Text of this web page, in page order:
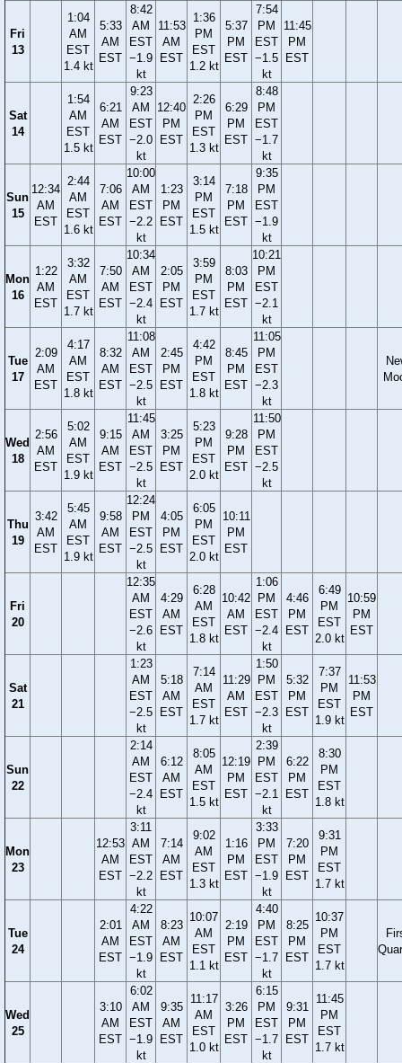
Fri
13
1:04
AM
EST
1.4 kt
5:33
AM
EST
8:42
AM
EST
−1.9
kt
11:53
AM
EST
1:36
PM
EST
1.2 kt
5:37
PM
EST
7:54
PM
EST
−1.5
kt
11:45
PM
EST
Sat
14
1:54
AM
EST
1.5 kt
6:21
AM
EST
9:23
AM
EST
−2.0
kt
12:40
PM
EST
2:26
PM
EST
1.3 kt
6:29
PM
EST
8:48
PM
EST
−1.7
kt
Sun
15
12:34
AM
EST
2:44
AM
EST
1.6 kt
7:06
AM
EST
10:00
AM
EST
−2.2
kt
1:23
PM
EST
3:14
PM
EST
1.5 kt
7:18
PM
EST
9:35
PM
EST
−1.9
kt
Mon
16
1:22
AM
EST
3:32
AM
EST
1.7 kt
7:50
AM
EST
10:34
AM
EST
−2.4
kt
2:05
PM
EST
3:59
PM
EST
1.7 kt
8:03
PM
EST
10:21
PM
EST
−2.1
kt
Tue
17
2:09
AM
EST
4:17
AM
EST
1.8 kt
8:32
AM
EST
11:08
AM
EST
−2.5
kt
2:45
PM
EST
4:42
PM
EST
1.8 kt
8:45
PM
EST
11:05
PM
EST
−2.3
kt
Wed
18
2:56
AM
EST
5:02
AM
EST
1.9 kt
9:15
AM
EST
11:45
AM
EST
−2.5
kt
3:25
PM
EST
5:23
PM
EST
2.0 kt
9:28
PM
EST
11:50
PM
EST
−2.5
kt
Thu
19
3:42
AM
EST
5:45
AM
EST
1.9 kt
9:58
AM
EST
12:24
PM
EST
−2.5
kt
4:05
PM
EST
6:05
PM
EST
2.0 kt
10:11
PM
EST
Fri
20
12:35
AM
EST
−2.6
kt
4:29
AM
EST
6:28
AM
EST
1.8 kt
10:42
AM
EST
1:06
PM
EST
−2.4
kt
4:46
PM
EST
6:49
PM
EST
2.0 kt
10:59
PM
EST
Sat
21
1:23
AM
EST
−2.5
kt
5:18
AM
EST
7:14
AM
EST
1.7 kt
11:29
AM
EST
1:50
PM
EST
−2.3
kt
5:32
PM
EST
7:37
PM
EST
1.9 kt
11:53
PM
EST
Sun
22
2:14
AM
EST
−2.4
kt
6:12
AM
EST
8:05
AM
EST
1.5 kt
12:19
PM
EST
2:39
PM
EST
−2.1
kt
6:22
PM
EST
8:30
PM
EST
1.8 kt
Mon
23
12:53
AM
EST
3:11
AM
EST
−2.2
kt
7:14
AM
EST
9:02
AM
EST
1.3 kt
1:16
PM
EST
3:33
PM
EST
−1.9
kt
7:20
PM
EST
9:31
PM
EST
1.7 kt
Tue
24
2:01
AM
EST
4:22
AM
EST
−1.9
kt
8:23
AM
EST
10:07
AM
EST
1.1 kt
2:19
PM
EST
4:40
PM
EST
−1.7
kt
8:25
PM
EST
10:37
PM
EST
1.7 kt
Wed
25
3:10
AM
EST
6:02
AM
EST
−1.9
kt
9:35
AM
EST
11:17
AM
EST
1.0 kt
3:26
PM
EST
6:15
PM
EST
−1.7
kt
9:31
PM
EST
11:45
PM
EST
1.7 kt